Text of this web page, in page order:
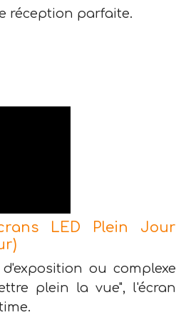
réception parfaite.
LED Plein Jour
ou complexe
plein la vue", l'écran